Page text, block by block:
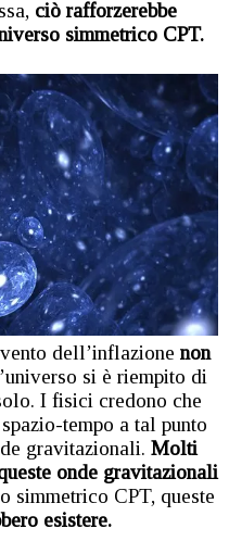
ciò rafforzerebbe
simmetrico CPT.
dell’inflazione non
si è riempito di
I fisici credono che
tempo a tal punto
gravitazionali. Molti
onde gravitazionali
simmetrico CPT, queste
esistere.